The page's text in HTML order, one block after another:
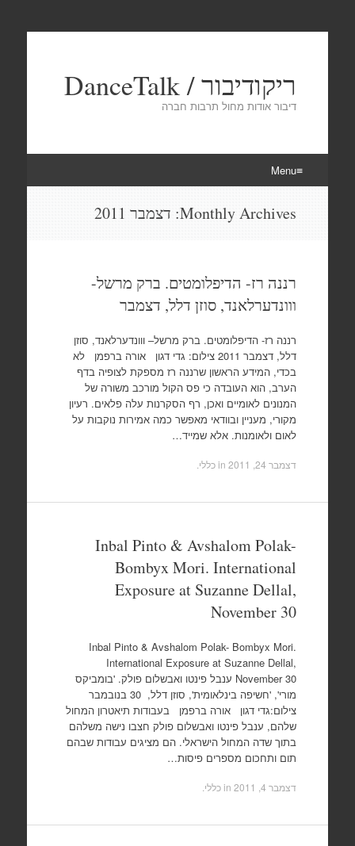
ריקודיבור / DanceTalk
דיבור אודות מחול תרבות חברה
Menu
Monthly Archives: דצמבר 2011
רננה רז- הדיפלומטים. ברק מרשל-
ווונדערלאנד, סוזן דלל, דצמבר
רננה רז- הדיפלומטים. ברק מרשל– ווונדערלאנד, סוזן
דלל, דצמבר 2011 צילום: גדי דגון אורה ברפמן לא
בכדי, המידע הראשון שרננה רז מספקת לצופיה בדף
הערב, הוא העובדה כי פס הקול מורכב משורה של
המנונים לאומיים ואכן, רף הסקרנות עלה פלאים. רעיון
מקורי, מעניין ובוודאי מאפשר כמה אמירות נוקבות על
לאום ולאומנות. אלא שמייד…
דצמבר 24, 2011 in כללי.
Inbal Pinto & Avshalom Polak-
Bombyx Mori. International
Exposure at Suzanne Dellal,
November 30
Inbal Pinto & Avshalom Polak- Bombyx Mori.
International Exposure at Suzanne Dellal,
November 30 ענבל פינטו ואבשלום פולק. 'בומביקס
מורי', 'חשיפה בינלאומית', סוזן דלל, 30 בנובמבר
צילום:גדי דגון אורה ברפמן בעבודות תיאטרון המחול
שלהם, ענבל פינטו ואבשלום פולק חצבו נישה משלהם
בתוך שדה המחול הישראלי. הם מציגים עבודות שבהם
תום ותחכום מספרים פיסות…
דצמבר 4, 2011 in כללי.